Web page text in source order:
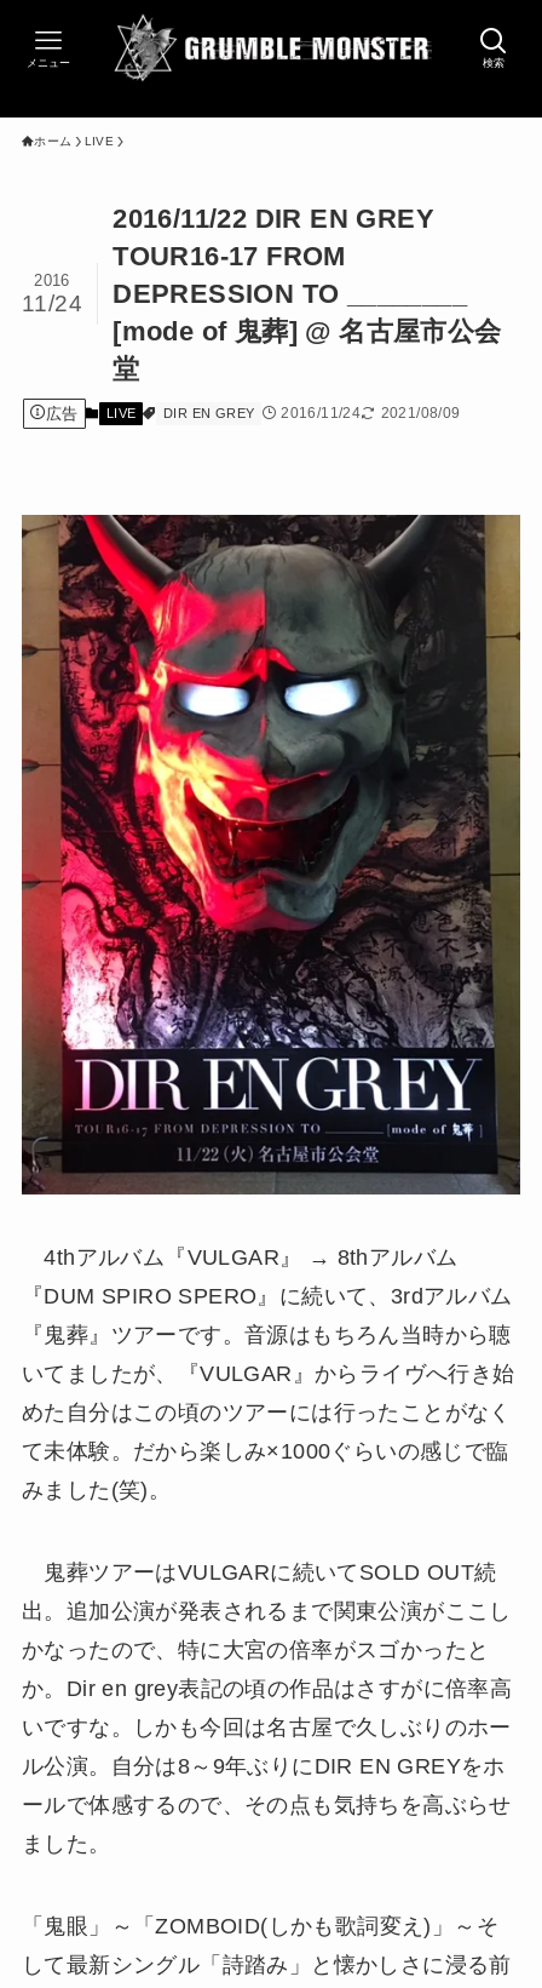
検索
メニュー
ホーム LIVE
2016/11/22 DIR EN GREY
TOUR16-17 FROM
DEPRESSION TO ________
[mode of 鬼葬] @ 名古屋市公会
堂
2016
11/24
広告 LIVE DIR EN GREY 2016/11/24 2021/08/09
4thアルバム『VULGAR』 → 8thアルバム
『DUM SPIRO SPERO』に続いて、3rdアルバム
『鬼葬』ツアーです。音源はもちろん当時から聴
いてましたが、『VULGAR』からライヴへ行き始
めた自分はこの頃のツアーには行ったことがなく
て未体験。だから楽しみ×1000ぐらいの感じで臨
みました(笑)。
鬼葬ツアーはVULGARに続いてSOLD OUT続
出。追加公演が発表されるまで関東公演がここし
かなったので、特に大宮の倍率がスゴかったと
か。Dir en grey表記の頃の作品はさすがに倍率高
いですな。しかも今回は名古屋で久しぶりのホー
ル公演。自分は8～9年ぶりにDIR EN GREYをホ
ールで体感するので、その点も気持ちを高ぶらせ
ました。
「鬼眼」～「ZOMBOID(しかも歌詞変え)」～そ
して最新シングル「詩踏み」と懐かしさに浸る前